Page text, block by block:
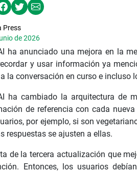
Press
de 2026
ha anunciado una mejora en la
y usar información ya
la conversación en curso e incluso
ha cambiado la arquitectura de
de referencia con cada
por ejemplo, si son
respuestas se ajusten a ellas.
de la tercera actualización que
Entonces, los usuarios